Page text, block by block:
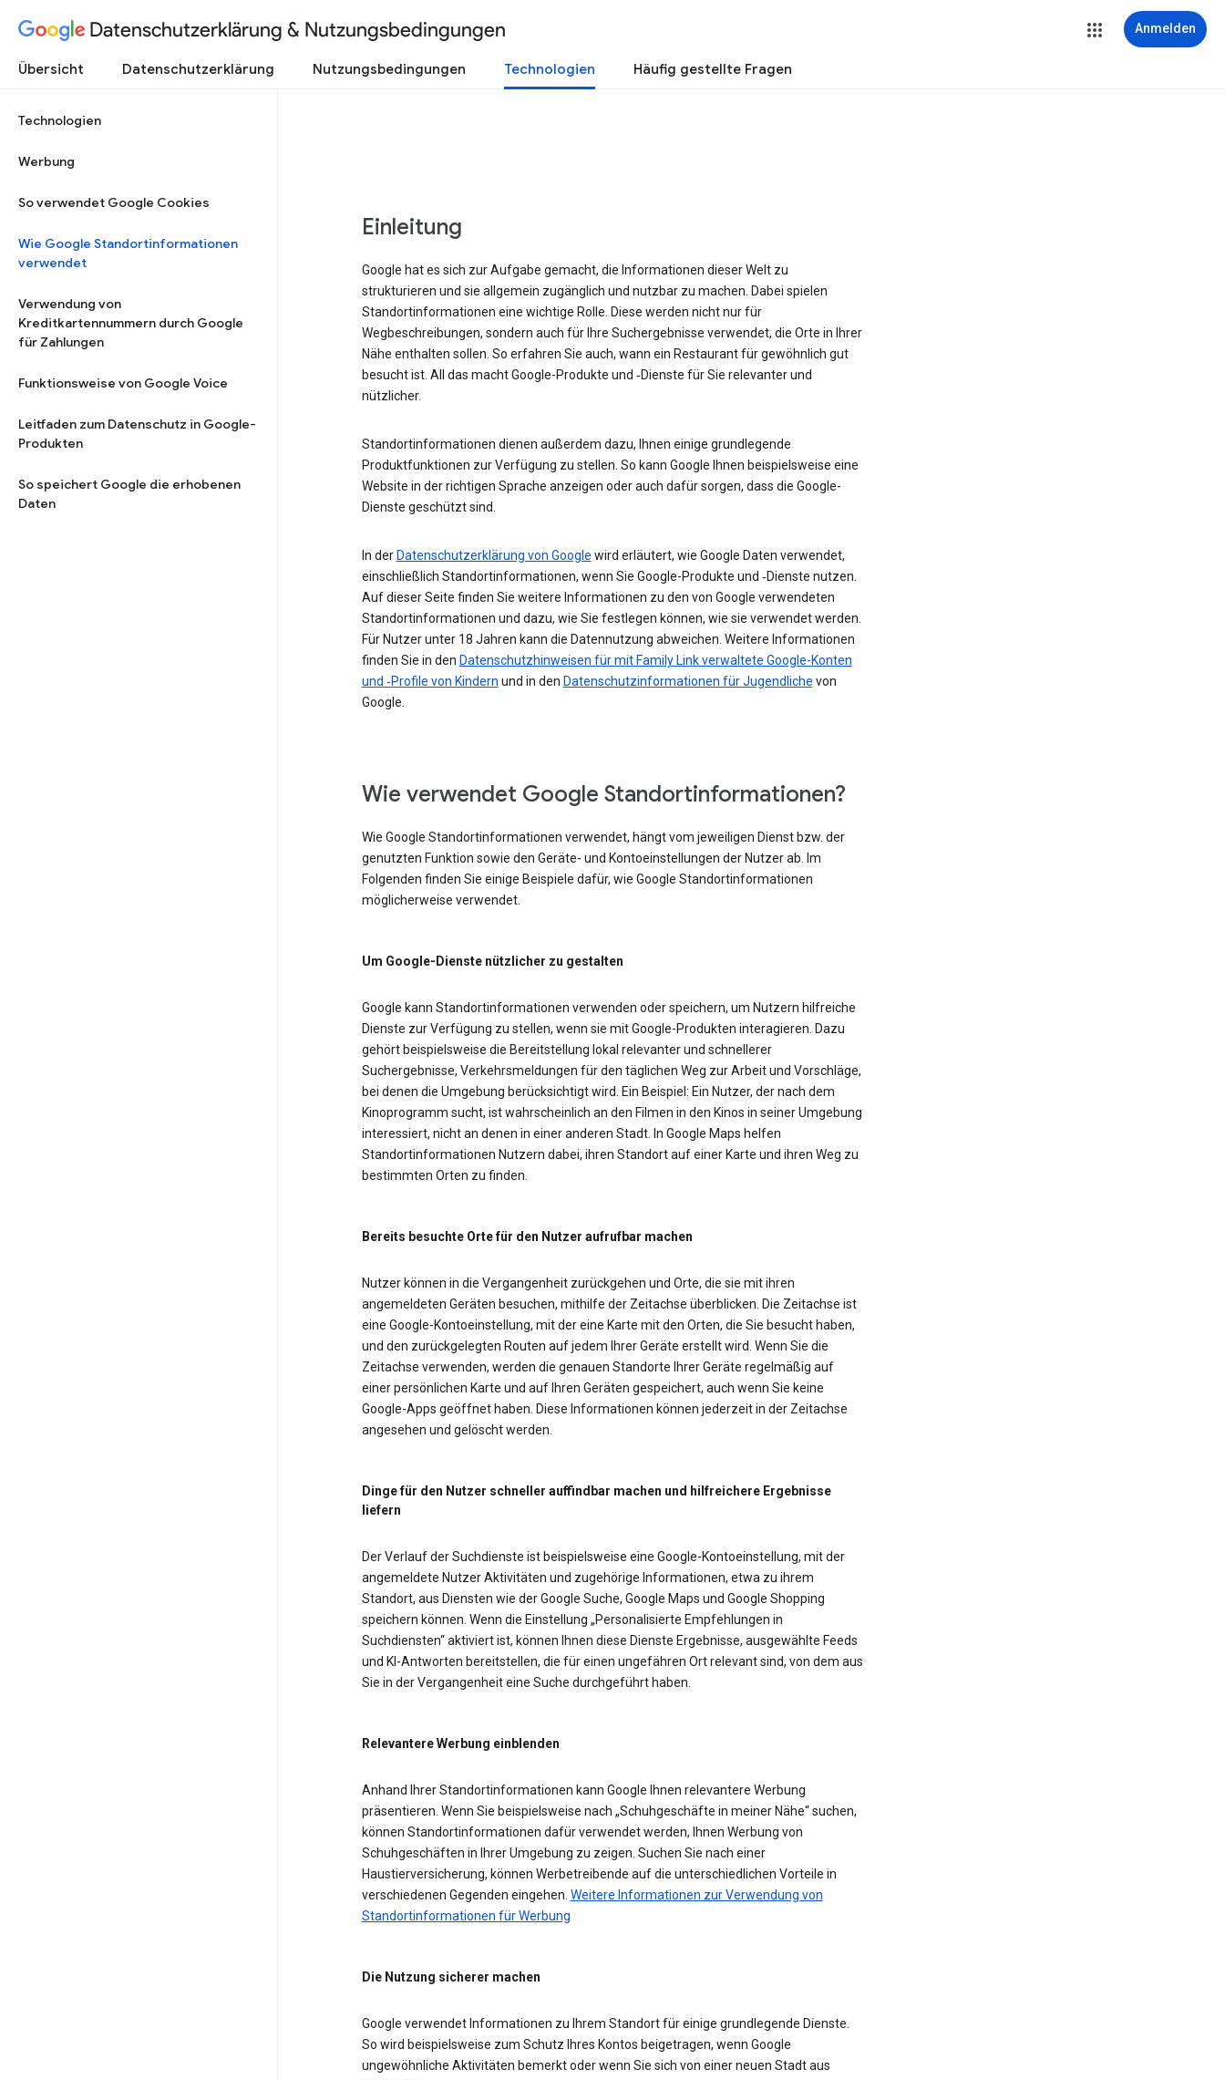
Datenschutzerklärung & Nutzungsbedingungen Anmelden
Übersicht Datenschutzerklärung Nutzungsbedingungen Technologien Häufig gestellte Fragen
Technologien
Werbung
So verwendet Google Cookies
Wie Google Standortinformationen
verwendet
Verwendung von
Kreditkartennummern durch Google
für Zahlungen
Funktionsweise von Google Voice
Leitfaden zum Datenschutz in Google-
Produkten
So speichert Google die erhobenen
Daten
Einleitung
Google hat es sich zur Aufgabe gemacht, die Informationen dieser Welt zu
strukturieren und sie allgemein zugänglich und nutzbar zu machen. Dabei spielen
Standortinformationen eine wichtige Rolle. Diese werden nicht nur für
Wegbeschreibungen, sondern auch für Ihre Suchergebnisse verwendet, die Orte in Ihrer
Nähe enthalten sollen. So erfahren Sie auch, wann ein Restaurant für gewöhnlich gut
besucht ist. All das macht Google-Produkte und ‑Dienste für Sie relevanter und
nützlicher.
Standortinformationen dienen außerdem dazu, Ihnen einige grundlegende
Produktfunktionen zur Verfügung zu stellen. So kann Google Ihnen beispielsweise eine
Website in der richtigen Sprache anzeigen oder auch dafür sorgen, dass die Google-
Dienste geschützt sind.
In der Datenschutzerklärung von Google wird erläutert, wie Google Daten verwendet,
einschließlich Standortinformationen, wenn Sie Google-Produkte und ‑Dienste nutzen.
Auf dieser Seite finden Sie weitere Informationen zu den von Google verwendeten
Standortinformationen und dazu, wie Sie festlegen können, wie sie verwendet werden.
Für Nutzer unter 18 Jahren kann die Datennutzung abweichen. Weitere Informationen
finden Sie in den Datenschutzhinweisen für mit Family Link verwaltete Google-Konten
und ‑Profile von Kindern und in den Datenschutzinformationen für Jugendliche von
Google.
Wie verwendet Google Standortinformationen?
Wie Google Standortinformationen verwendet, hängt vom jeweiligen Dienst bzw. der
genutzten Funktion sowie den Geräte- und Kontoeinstellungen der Nutzer ab. Im
Folgenden finden Sie einige Beispiele dafür, wie Google Standortinformationen
möglicherweise verwendet.
Um Google-Dienste nützlicher zu gestalten
Google kann Standortinformationen verwenden oder speichern, um Nutzern hilfreiche
Dienste zur Verfügung zu stellen, wenn sie mit Google-Produkten interagieren. Dazu
gehört beispielsweise die Bereitstellung lokal relevanter und schnellerer
Suchergebnisse, Verkehrsmeldungen für den täglichen Weg zur Arbeit und Vorschläge,
bei denen die Umgebung berücksichtigt wird. Ein Beispiel: Ein Nutzer, der nach dem
Kinoprogramm sucht, ist wahrscheinlich an den Filmen in den Kinos in seiner Umgebung
interessiert, nicht an denen in einer anderen Stadt. In Google Maps helfen
Standortinformationen Nutzern dabei, ihren Standort auf einer Karte und ihren Weg zu
bestimmten Orten zu finden.
Bereits besuchte Orte für den Nutzer aufrufbar machen
Nutzer können in die Vergangenheit zurückgehen und Orte, die sie mit ihren
angemeldeten Geräten besuchen, mithilfe der Zeitachse überblicken. Die Zeitachse ist
eine Google-Kontoeinstellung, mit der eine Karte mit den Orten, die Sie besucht haben,
und den zurückgelegten Routen auf jedem Ihrer Geräte erstellt wird. Wenn Sie die
Zeitachse verwenden, werden die genauen Standorte Ihrer Geräte regelmäßig auf
einer persönlichen Karte und auf Ihren Geräten gespeichert, auch wenn Sie keine
Google-Apps geöffnet haben. Diese Informationen können jederzeit in der Zeitachse
angesehen und gelöscht werden.
Dinge für den Nutzer schneller auffindbar machen und hilfreichere Ergebnisse
liefern
Der Verlauf der Suchdienste ist beispielsweise eine Google-Kontoeinstellung, mit der
angemeldete Nutzer Aktivitäten und zugehörige Informationen, etwa zu ihrem
Standort, aus Diensten wie der Google Suche, Google Maps und Google Shopping
speichern können. Wenn die Einstellung „Personalisierte Empfehlungen in
Suchdiensten“ aktiviert ist, können Ihnen diese Dienste Ergebnisse, ausgewählte Feeds
und KI-Antworten bereitstellen, die für einen ungefähren Ort relevant sind, von dem aus
Sie in der Vergangenheit eine Suche durchgeführt haben.
Relevantere Werbung einblenden
Anhand Ihrer Standortinformationen kann Google Ihnen relevantere Werbung
präsentieren. Wenn Sie beispielsweise nach „Schuhgeschäfte in meiner Nähe“ suchen,
können Standortinformationen dafür verwendet werden, Ihnen Werbung von
Schuhgeschäften in Ihrer Umgebung zu zeigen. Suchen Sie nach einer
Haustierversicherung, können Werbetreibende auf die unterschiedlichen Vorteile in
verschiedenen Gegenden eingehen. Weitere Informationen zur Verwendung von
Standortinformationen für Werbung
Die Nutzung sicherer machen
Google verwendet Informationen zu Ihrem Standort für einige grundlegende Dienste.
So wird beispielsweise zum Schutz Ihres Kontos beigetragen, wenn Google
ungewöhnliche Aktivitäten bemerkt oder wenn Sie sich von einer neuen Stadt aus